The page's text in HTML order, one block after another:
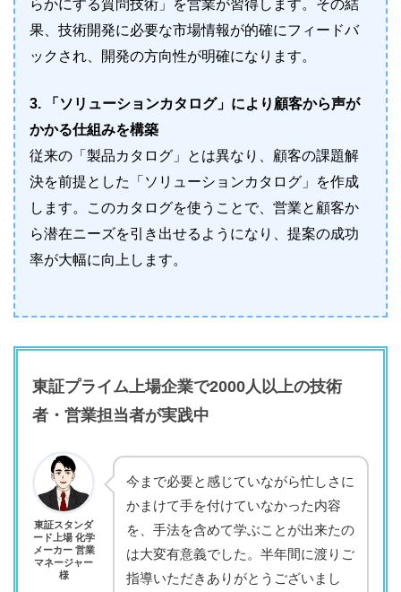
らかにする質問技術」を営業が習得します。その結
果、技術開発に必要な市場情報が的確にフィードバ
ックされ、開発の方向性が明確になります。
3. 「ソリューションカタログ」により顧客から声が
かかる仕組みを構築
従来の「製品カタログ」とは異なり、顧客の課題解
決を前提とした「ソリューションカタログ」を作成
します。このカタログを使うことで、営業と顧客か
ら潜在ニーズを引き出せるようになり、提案の成功
率が大幅に向上します。
東証プライム上場企業で2000人以上の技術
者・営業担当者が実践中
東証スタンダ
ード上場 化学
メーカー 営業
マネージャー
様
今まで必要と感じていながら忙しさに
かまけて手を付けていなかった内容
を、手法を含めて学ぶことが出来たの
は大変有意義でした。半年間に渡りご
指導いただきありがとうございまし